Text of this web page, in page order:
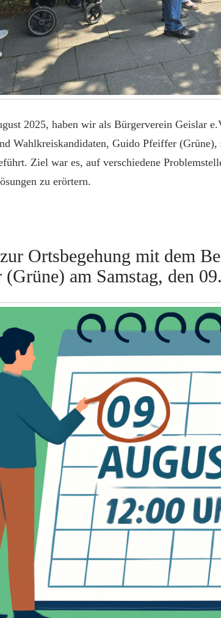
2025, haben wir als Bürgerverein Geislar
Wahlkreiskandidaten, Guido Pfeiffer (Grüne),
Ziel war es, auf verschiedene
zu erörtern.
Ortsbegehung mit dem
am Samstag, den